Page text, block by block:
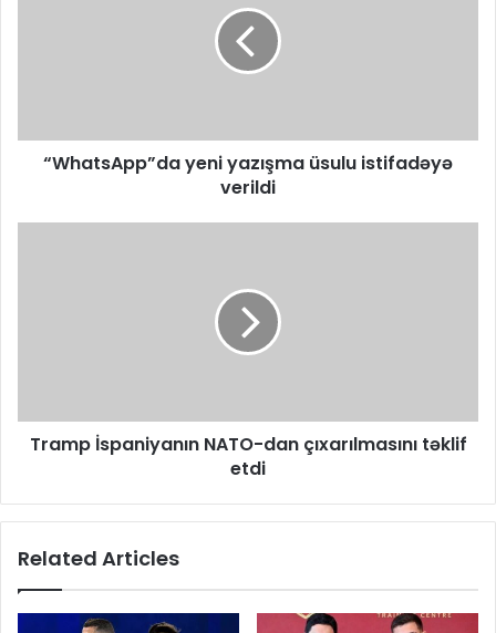
“WhatsApp”da yeni yazışma üsulu istifadəyə
verildi
Tramp İspaniyanın NATO-dan çıxarılmasını təklif
etdi
Related Articles